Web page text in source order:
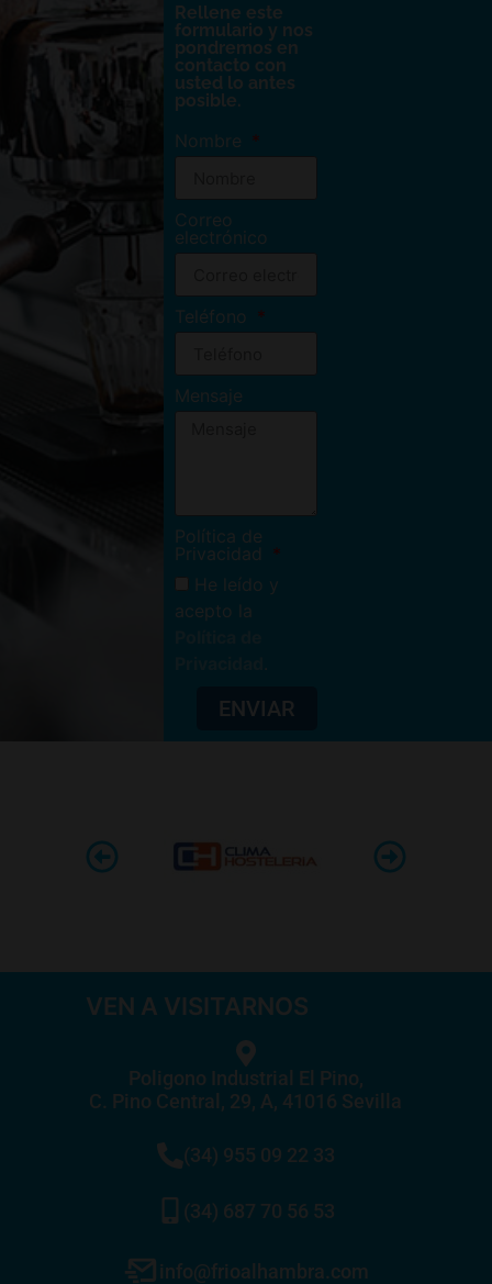
Rellene este
formulario y nos
pondremos en
contacto con
usted lo antes
posible.
Nombre
Correo
electrónico
Teléfono
Mensaje
Política de
Privacidad
He leído y
acepto la
ENVIAR
VEN A VISITARNOS
Poligono Industrial El Pino,
C. Pino Central, 29, A, 41016 Sevilla
(34) 955 09 22 33
(34) 687 70 56 53
info@frioalhambra.com